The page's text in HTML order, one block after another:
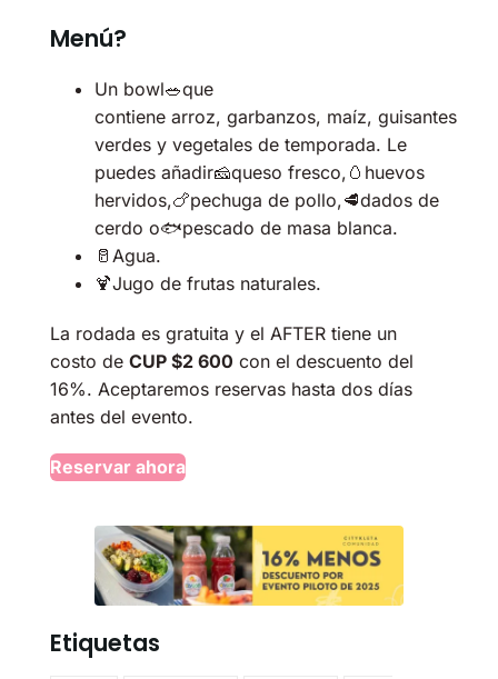
Menú?
Un bowl🥗que
contiene arroz, garbanzos, maíz, guisantes
verdes y vegetales de temporada. Le
puedes añadir🧀queso fresco,🥚huevos
hervidos,🍗pechuga de pollo,🥩dados de
cerdo o🐟pescado de masa blanca.
🥛Agua.
🍹Jugo de frutas naturales.
La rodada es gratuita y el AFTER tiene un
costo de CUP $2 600 con el descuento del
16%. Aceptaremos reservas hasta dos días
antes del evento.
Reservar ahora
Etiquetas